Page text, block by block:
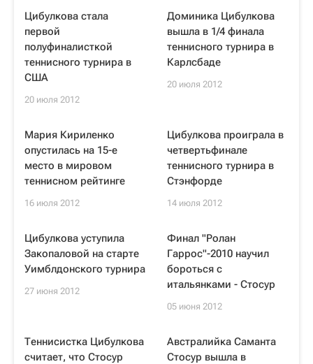
Цибулкова стала
первой
полуфиналисткой
теннисного турнира в
США
20 июля 2012
Доминика Цибулкова
вышла в 1/4 финала
теннисного турнира в
Карлсбаде
20 июля 2012
Мария Кириленко
опустилась на 15-е
место в мировом
теннисном рейтинге
16 июля 2012
Цибулкова проиграла в
четвертьфинале
теннисного турнира в
Стэнфорде
14 июля 2012
Цибулкова уступила
Закопаловой на старте
Уимблдонского турнира
27 июня 2012
Финал "Ролан
Гаррос"-2010 научил
бороться с
итальянками - Стосур
05 июня 2012
Теннисистка Цибулкова
считает, что Стосур
Австралийка Саманта
Стосур вышла в